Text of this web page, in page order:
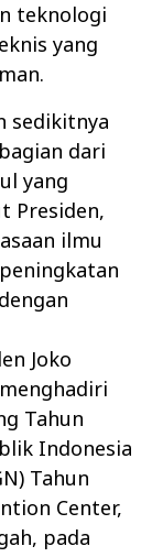
teknologi
yang
sedikitnya
dari
yang
Presiden,
ilmu
Joko
Tahun
Indonesia
Tahun
Center,
pada